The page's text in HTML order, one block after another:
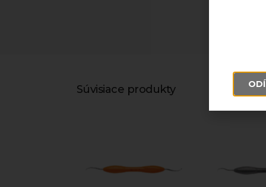
Súvisiace produkty